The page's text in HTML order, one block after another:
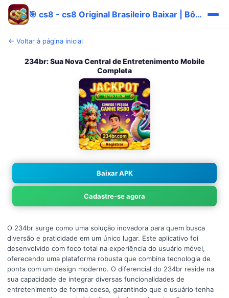
🎯 cs8 - cs8 Original Brasileiro Baixar | Bônus Pix ✅
← Voltar à página inicial
234br: Sua Nova Central de Entretenimento Mobile
Completa
Baixar APK
Cadastre-se agora
O 234br surge como uma solução inovadora para quem busca
diversão e praticidade em um único lugar. Este aplicativo foi
desenvolvido com foco total na experiência do usuário móvel,
oferecendo uma plataforma robusta que combina tecnologia de
ponta com um design moderno. O diferencial do 234br reside na
sua capacidade de integrar diversas funcionalidades de
entretenimento de forma coesa, garantindo que o usuário tenha